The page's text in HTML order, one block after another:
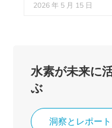
2026 年 5 月 15 日
水素が未来に
ぶ
洞察とレポー